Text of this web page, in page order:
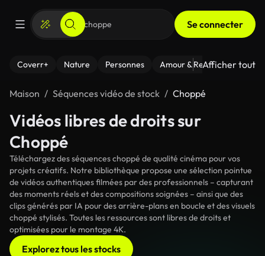
Se connecter
Coverr+ Nature Personnes Amour & Relations Le
Afficher tout
Maison Séquences vidéo de stock Choppé
Vidéos libres de droits sur
Choppé
Téléchargez des séquences choppé de qualité cinéma pour vos
projets créatifs. Notre bibliothèque propose une sélection pointue
de vidéos authentiques filmées par des professionnels – capturant
des moments réels et des compositions soignées – ainsi que des
clips générés par IA pour des arrière-plans en boucle et des visuels
choppé stylisés. Toutes les ressources sont libres de droits et
optimisées pour le montage 4K.
Explorez tous les stocks